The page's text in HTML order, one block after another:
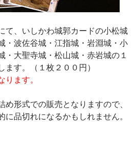
て、いしかわ城郭カードの小松城
・波佐谷城・江指城・岩淵城・小
・大聖寺城・松山城・赤岩城の１
ます。（１枚２００円）
ます。
め形式での販売となりますので、
に品切れになるかもしれません。